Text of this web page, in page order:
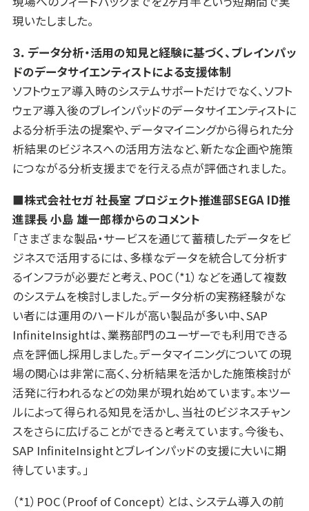
現いたしました。
３．データ分析・活用の知見と経験に基づく、ブレインパッ
ドのデータサイエンティストによる支援体制
ソフトウェア導入時のシステムサポートだけでなく、ソフト
ウェア導入後のブレインパッドのデータサイエンティストに
よる分析手法の提案や、データマイニングから得られた分
析結果のビジネスへの活用方法など、新たな企画や施策
につながる分析支援までを行える点が評価されました。
■株式会社セガ社長室 プロジェクト推進部SEGA ID推
進課長小島 雄一郎様からのコメント
「さまざまな製品・サービスを通じて蓄積したデータをビ
ジネスで活用するには、多様なデータを統合して分析す
るインフラが必要だと考え、POC（*1）などを通して複数
のシステムを検討しました。データ分析の実務経験がな
い者には運用のハードルが高い製品が多い中、SAP
InfiniteInsightは、業務部門のユーザーでも利用できる
点を評価し採用しました。データマイニングについての現
場の関心は非常に高く、分析結果を活かした施策検討が
活発に行われるなどの効果が現れ始めています。本ツー
ルによって得られる知見を活かし、当社のビジネスチャン
スをさらに広げることができると考えています。今後も、
SAP InfiniteInsightとブレインパッドの支援に大いに期
待しています。」
（*1）POC（Proof of Concept）とは、システム導入の前